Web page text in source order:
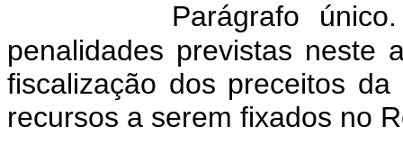
Parágrafo
penalidades previstas neste
fiscalização dos preceitos
recursos a serem fixados no